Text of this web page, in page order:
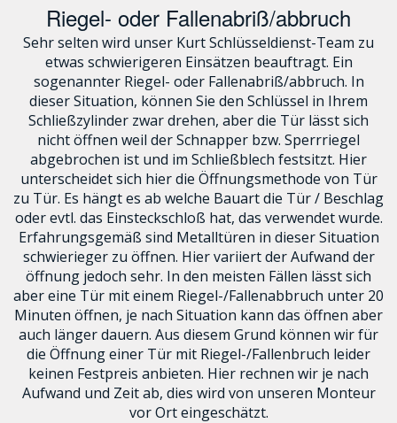
Riegel- oder Fallenabriß/abbruch
Sehr selten wird unser Kurt Schlüsseldienst-Team zu
etwas schwierigeren Einsätzen beauftragt. Ein
sogenannter Riegel- oder Fallenabriß/abbruch. In
dieser Situation, können Sie den Schlüssel in Ihrem
Schließzylinder zwar drehen, aber die Tür lässt sich
nicht öffnen weil der Schnapper bzw. Sperrriegel
abgebrochen ist und im Schließblech festsitzt. Hier
unterscheidet sich hier die Öffnungsmethode von Tür
zu Tür. Es hängt es ab welche Bauart die Tür / Beschlag
oder evtl. das Einsteckschloß hat, das verwendet wurde.
Erfahrungsgemäß sind Metalltüren in dieser Situation
schwierieger zu öffnen. Hier variiert der Aufwand der
öffnung jedoch sehr. In den meisten Fällen lässt sich
aber eine Tür mit einem Riegel-/Fallenabbruch unter 20
Minuten öffnen, je nach Situation kann das öffnen aber
auch länger dauern. Aus diesem Grund können wir für
die Öffnung einer Tür mit Riegel-/Fallenbruch leider
keinen Festpreis anbieten. Hier rechnen wir je nach
Aufwand und Zeit ab, dies wird von unseren Monteur
vor Ort eingeschätzt.